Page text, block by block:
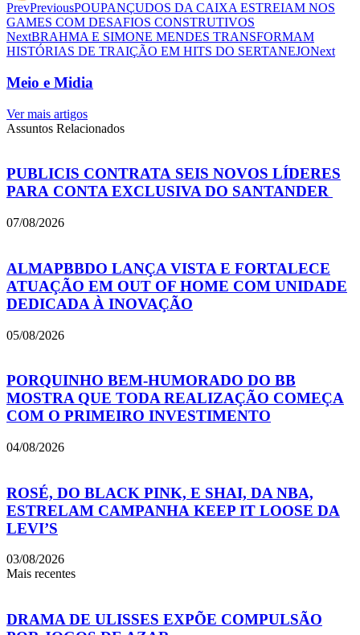
PrevPreviousPOUPANÇUDOS DA CAIXA ESTREIAM NOS
GAMES COM DESAFIOS CONSTRUTIVOS
NextBRAHMA E SIMONE MENDES TRANSFORMAM
HISTÓRIAS DE TRAIÇÃO EM HITS DO SERTANEJONext
Meio e Midia
Ver mais artigos
Assuntos Relacionados
PUBLICIS CONTRATA SEIS NOVOS LÍDERES
PARA CONTA EXCLUSIVA DO SANTANDER
07/08/2026
ALMAPBBDO LANÇA VISTA E FORTALECE
ATUAÇÃO EM OUT OF HOME COM UNIDADE
DEDICADA À INOVAÇÃO
05/08/2026
PORQUINHO BEM-HUMORADO DO BB
MOSTRA QUE TODA REALIZAÇÃO COMEÇA
COM O PRIMEIRO INVESTIMENTO
04/08/2026
ROSÉ, DO BLACK PINK, E SHAI, DA NBA,
ESTRELAM CAMPANHA KEEP IT LOOSE DA
LEVI’S
03/08/2026
Mais recentes
DRAMA DE ULISSES EXPÕE COMPULSÃO